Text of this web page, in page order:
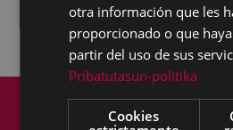
Mapa del Sitio
Política de cookies
otra información que les
proporcionado o que
partir del uso de sus
Pribatutasun-politika
Cookies